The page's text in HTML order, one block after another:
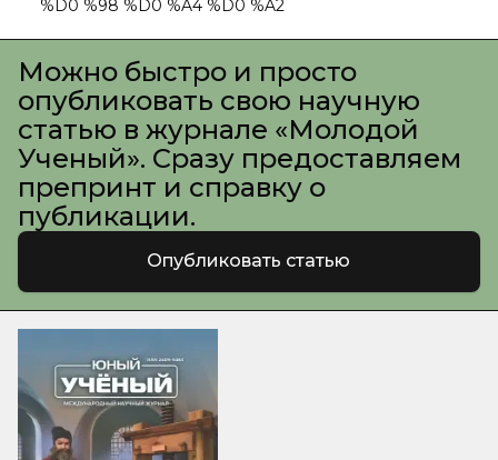
%D0 %98 %D0 %A4 %D0 %A2
Можно быстро и просто
опубликовать свою научную
статью в журнале «Молодой
Ученый». Сразу предоставляем
препринт и справку о
публикации.
Опубликовать статью